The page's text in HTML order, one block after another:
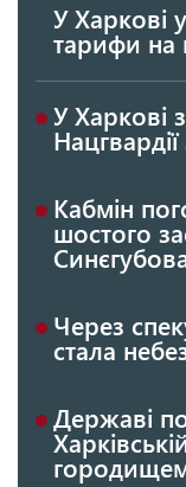
У Харкові
тарифи на
У Харкові
Кабмін
шостого
Через
стала
Державі